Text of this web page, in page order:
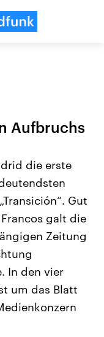
Beiträge,
und
die Vereinigten
mächtigsten Ländern
großem Einfluss auf
Aufbruchs
die erste
Gut
galt die
Zeitung
In den vier
um das Blatt